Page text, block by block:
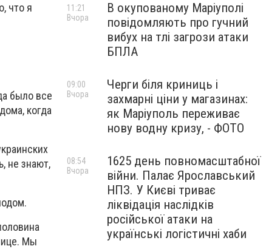
что я
было все
когда
не знают,
Мы
В окупованому Маріуполі
повідомляють про гучний
вибух на тлі загрози атаки
БПЛА
11:21
Вчора
Черги біля криниць і
захмарні ціни у магазинах:
як Маріуполь переживає
нову водну кризу, - ФОТО
09:00
Вчора
1625 день повномасштабної
війни. Палає Ярославський
НПЗ. У Києві триває
ліквідація наслідків
російської атаки на
українські логістичні хаби
08:54
Вчора